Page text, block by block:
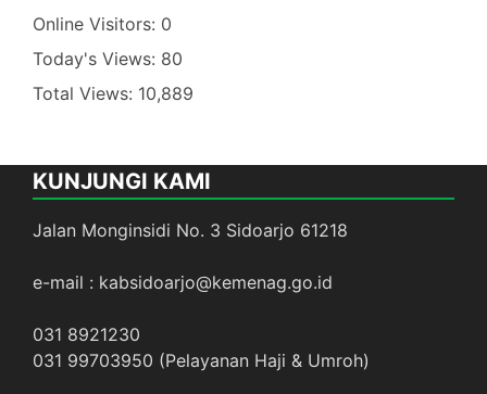
Online Visitors: 0
Today's Views: 80
Total Views: 10,889
KUNJUNGI KAMI
Jalan Monginsidi No. 3 Sidoarjo 61218
e-mail : kabsidoarjo@kemenag.go.id
031 8921230
031 99703950 (Pelayanan Haji & Umroh)